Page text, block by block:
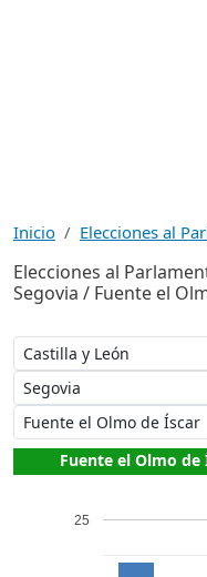
Inicio Elecciones al
Elecciones al
Segovia / Fuente el
Fuente el Olmo
25